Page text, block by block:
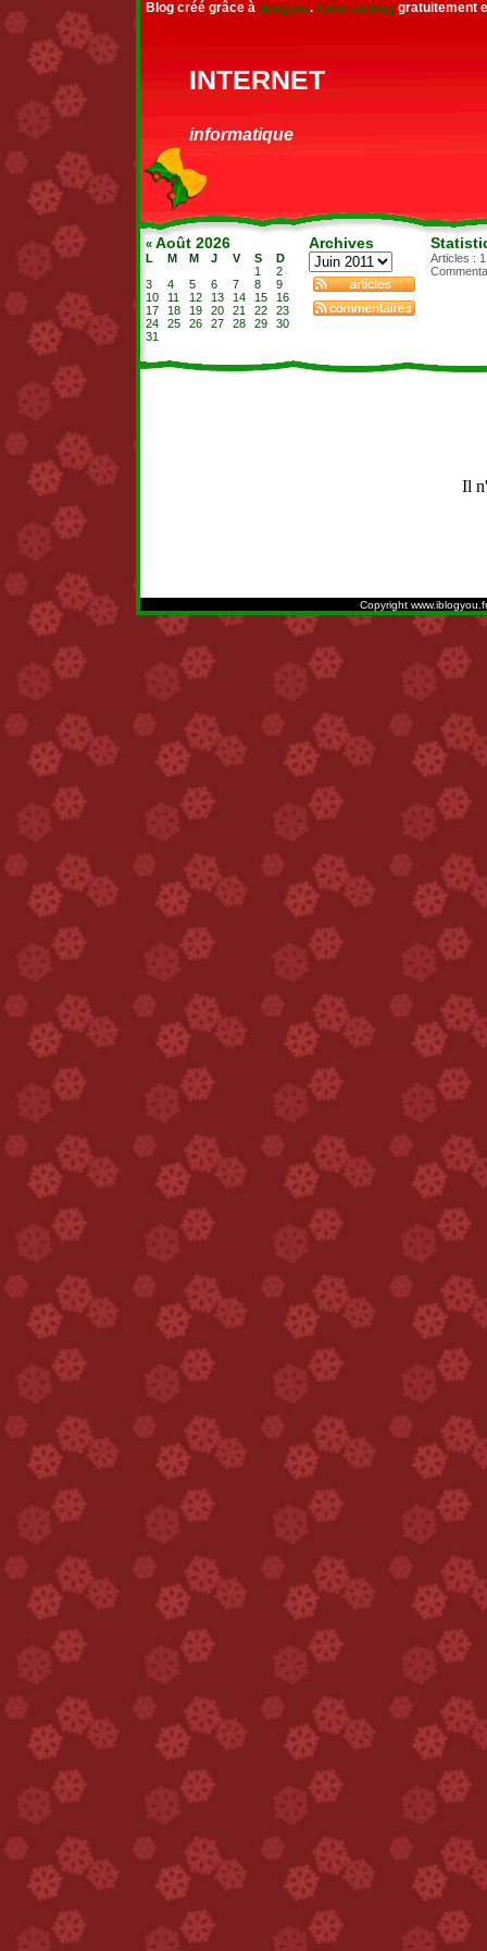
Blog créé grâce à Iblogyou. Créer un blog gratuitement
internet
informatique
«Août 2026
L M M J V S
D
1
2
3
4 5 6 7 8
9
10
11 12 13 14 15
16
17
18 19 20 21 22
23
24
25 26 27 28 29
30
31
Archives
Articles : 1
Il
Copyright